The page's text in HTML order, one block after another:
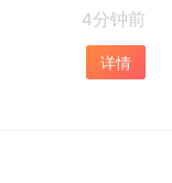
4分钟前
详情